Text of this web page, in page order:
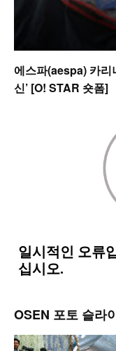
에스파(aespa) 카리
신’ [O! STAR 숏폼]
OSEN 포토 슬라